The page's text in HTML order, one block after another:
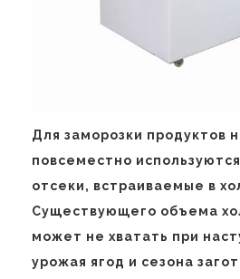
Для заморозки продуктов
повсеместно
отсеки, встраиваемые в
Существующего объема
может не хватать при
урожая ягод и сезона